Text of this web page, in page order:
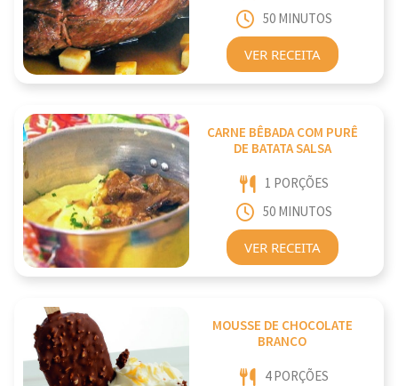
50 MINUTOS
VER RECEITA
CARNE BÊBADA COM PURÊ
DE BATATA SALSA
1 PORÇÕES
50 MINUTOS
VER RECEITA
MOUSSE DE CHOCOLATE
BRANCO
4 PORÇÕES